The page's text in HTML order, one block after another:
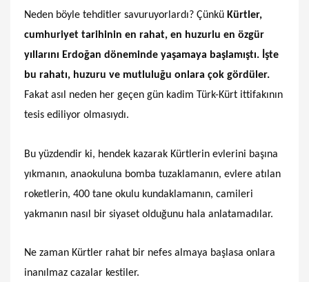
Neden böyle tehditler savuruyorlardı? Çünkü Kürtler,
cumhuriyet tarihinin en rahat, en huzurlu en özgür
yıllarını Erdoğan döneminde yaşamaya başlamıştı. İşte
bu rahatı, huzuru ve mutluluğu onlara çok gördüler.
Fakat asıl neden her geçen gün kadim Türk-Kürt ittifakının
tesis ediliyor olmasıydı.
Bu yüzdendir ki, hendek kazarak Kürtlerin evlerini başına
yıkmanın, anaokuluna bomba tuzaklamanın, evlere atılan
roketlerin, 400 tane okulu kundaklamanın, camileri
yakmanın nasıl bir siyaset olduğunu hala anlatamadılar.
Ne zaman Kürtler rahat bir nefes almaya başlasa onlara
inanılmaz cazalar kestiler.